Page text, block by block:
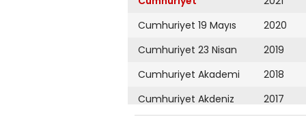
Cumhuriyet 19 Mayıs
Cumhuriyet 23 Nisan
Cumhuriyet Akademi
Cumhuriyet Akdeniz
2020
2019
2018
2017